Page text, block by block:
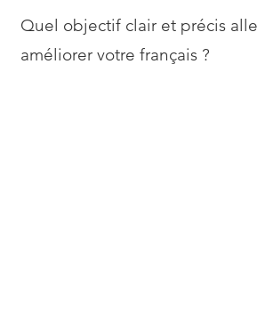
Quel objectif clair et précis
améliorer votre français ?